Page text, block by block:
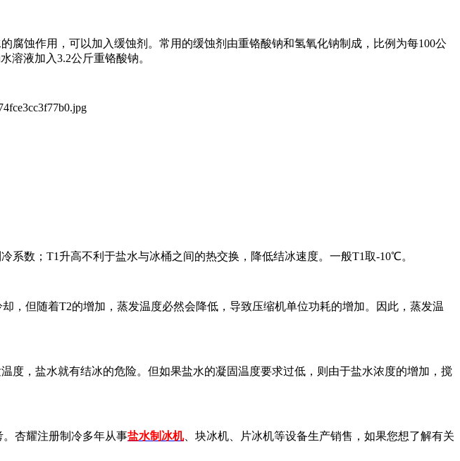
蚀作用，可以加入缓蚀剂。常用的缓蚀剂由重铬酸钠和氢氧化钠制成，比例为每100公
溶液加入3.2公斤重铬酸钠。
数；T1升高不利于盐水与冰桶之间的热交换，降低结冰速度。一般T1取-10℃。
但随着T2的增加，蒸发温度必然会降低，导致压缩机单位功耗的增加。因此，蒸发温
，盐水就有结冰的危险。但如果盐水的凝固温度要求过低，则由于盐水浓度的增加，搅
杏耀注册制冷多年从事盐水制冰机、块冰机、片冰机等设备生产销售，如果您想了解有关